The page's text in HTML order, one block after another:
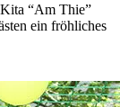
“Am Thie”
ein fröhliches